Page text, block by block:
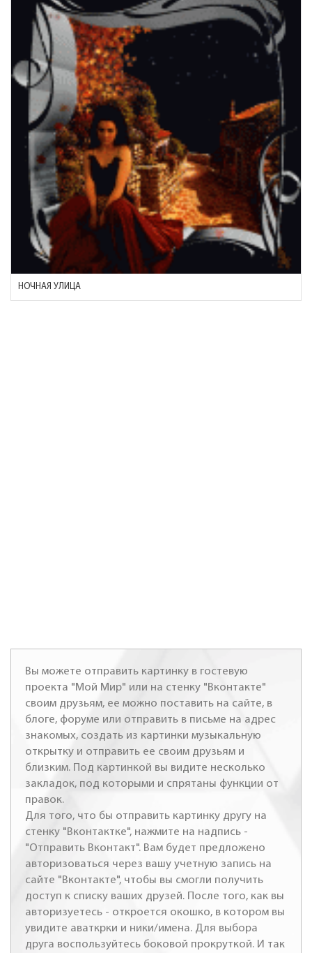
НОЧНАЯ УЛИЦА
Вы можете отправить картинку в гостевую
проекта "Мой Мир" или на стенку "Вконтакте"
своим друзьям, ее можно поставить на сайте, в
блоге, форуме или отправить в письме на адрес
знакомых, создать из картинки музыкальную
открытку и отправить ее своим друзьям и
близким. Под картинкой вы видите несколько
закладок, под которыми и спрятаны функции от
правок.
Для того, что бы отправить картинку другу на
стенку "Вконтактке", нажмите на надпись -
"Отправить Вконтакт". Вам будет предложено
авторизоваться через вашу учетную запись на
сайте "Вконтакте", чтобы вы смогли получить
доступ к списку ваших друзей. После того, как вы
авторизуетесь - откроется окошко, в котором вы
увидите аваткрки и ники/имена. Для выбора
друга воспользуйтесь боковой прокруткой. И так